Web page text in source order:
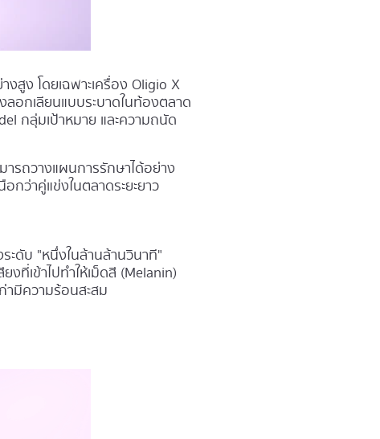
สูง โดยเฉพาะเครื่อง Oligio X
ลอกเลียนแบบระบาดในท้องตลาด
กลุ่มเป้าหมาย และความถนัด
รถวางแผนการรักษาได้อย่าง
กว่าคู่แข่งในตลาดระยะยาว
ะดับ "หนึ่งในล้านล้านวินาที"
ที่เข้าไปทำให้เม็ดสี (Melanin)
ามีความร้อนสะสม